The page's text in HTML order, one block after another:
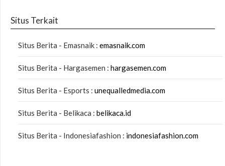
Situs Terkait
Situs Berita - Emasnaik : emasnaik.com
Situs Berita - Hargasemen : hargasemen.com
Situs Berita - Esports : unequalledmedia.com
Situs Berita - Belikaca : belikaca.id
Situs Berita - Indonesiafashion : indonesiafashion.com